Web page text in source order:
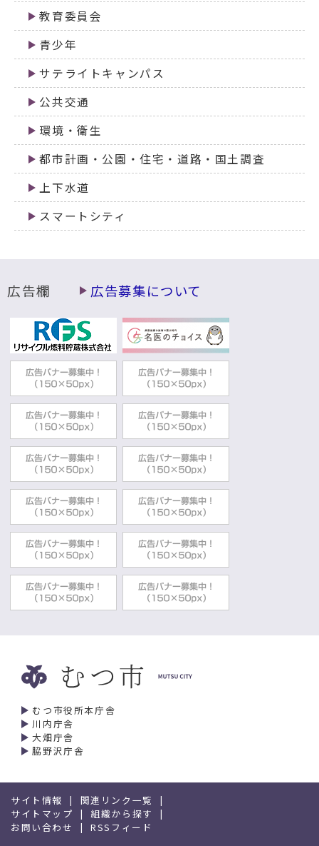
教育委員会
青少年
サテライトキャンパス
公共交通
環境・衛生
都市計画・公園・住宅・道路・国土調査
上下水道
スマートシティ
広告欄 広告募集について
むつ市役所本庁舎
川内庁舎
大畑庁舎
脇野沢庁舎
サイト情報
関連リンク一覧
サイトマップ
組織から探す
お問い合わせ
RSSフィード